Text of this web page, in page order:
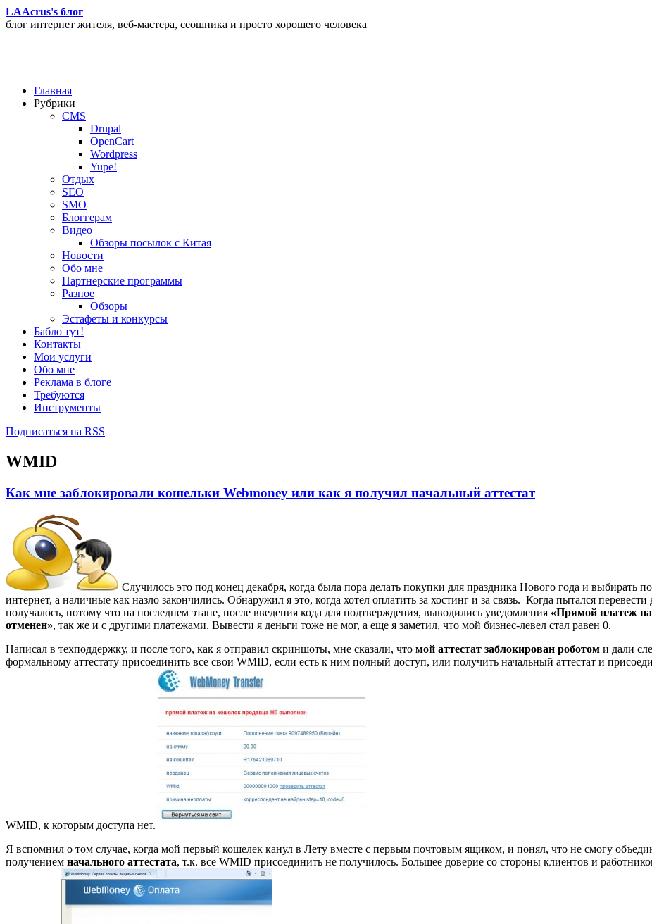
LAAcrus's блог
блог интернет жителя, веб-мастера, сеошника и просто хорошего человека
Главная
Рубрики
CMS
Drupal
OpenCart
Wordpress
Yupe!
Oтдых
SEO
SMO
Блоггерам
Видео
Обзоры посылок с Китая
Новости
Обо мне
Партнерские программы
Разное
Обзоры
Эстафеты и конкурсы
Бабло тут!
Контакты
Мои услуги
Обо мне
Реклама в блоге
Требуются
Инструменты
Подписаться на RSS
WMID
Как мне заблокировали кошельки Webmoney или как я получил начальный аттестат
Случилось это под конец декабря, когда была пора делать покупки для праздника Нового года и выбирать
интернет, а наличные как назло закончились. Обнаружил я это, когда хотел оплатить за хостинг и за связь. Когда пытался
получалось, потому что на последнем этапе, после введения кода для подтверждения, выводились уведомления «Прямой платеж
отменен», так же и с другими платежами. Вывести я деньги тоже не мог, а еще я заметил, что мой бизнес-левел стал равен 0.
Написал в техподдержку, и после того, как я отправил скриншоты, мне сказали, что мой аттестат заблокирован роботом и дали
формальному аттестату присоединить все свои WMID, если есть к ним полный доступ, или получить начальный аттестат и
WMID, к которым доступа нет.
Я вспомнил о том случае, когда мой первый кошелек канул в Лету вместе с первым почтовым ящиком, и понял, что не смогу
получением начального аттестата, т.к. все WMID присоединить не получилось. Большее доверие со стороны клиентов и